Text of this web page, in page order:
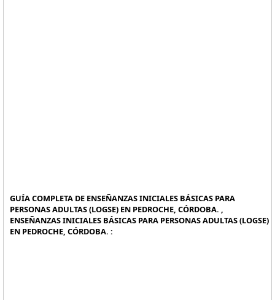
GUÍA COMPLETA DE ENSEÑANZAS INICIALES BÁSICAS PARA
PERSONAS ADULTAS (LOGSE) EN PEDROCHE, CÓRDOBA. ,
ENSEÑANZAS INICIALES BÁSICAS PARA PERSONAS ADULTAS (LOGSE)
EN PEDROCHE, CÓRDOBA. :